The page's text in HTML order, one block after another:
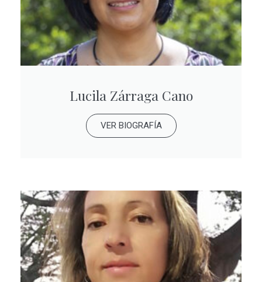
Lucila Zárraga Cano
VER BIOGRAFÍA